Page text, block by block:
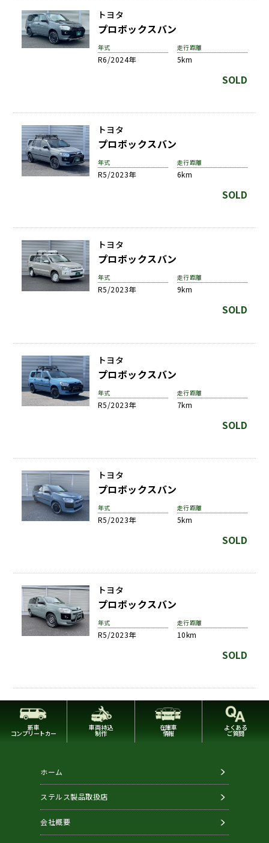
トヨタ
プロボックスバン
年式
R6/2024年
走行距離
5km
SOLD
トヨタ
プロボックスバン
年式
R5/2023年
走行距離
6km
SOLD
トヨタ
プロボックスバン
年式
R5/2023年
走行距離
9km
SOLD
トヨタ
プロボックスバン
年式
R5/2023年
走行距離
7km
SOLD
トヨタ
プロボックスバン
年式
R5/2023年
走行距離
5km
SOLD
トヨタ
プロボックスバン
年式
R5/2023年
走行距離
10km
SOLD
新車
コンプリートカー
車両持込
制作
在庫車
情報
よくある
ご質問
ホーム
ステルス製品取扱店
会社概要